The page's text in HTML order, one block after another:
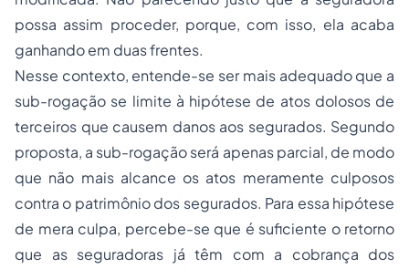
possa assim proceder, porque, com isso, ela acaba
ganhando em duas frentes.
Nesse contexto, entende-se ser mais adequado que a
sub-rogação se limite à hipótese de atos dolosos de
terceiros que causem danos aos segurados. Segundo
proposta, a sub-rogação será apenas parcial, de modo
que não mais alcance os atos meramente culposos
contra o patrimônio dos segurados. Para essa hipótese
de mera culpa, percebe-se que é suficiente o retorno
que as seguradoras já têm com a cobrança dos